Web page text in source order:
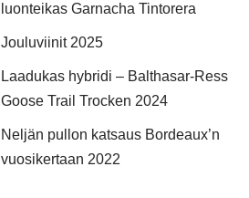
luonteikas Garnacha Tintorera
Jouluviinit 2025
Laadukas hybridi – Balthasar-Ress
Goose Trail Trocken 2024
Neljän pullon katsaus Bordeaux’n
vuosikertaan 2022